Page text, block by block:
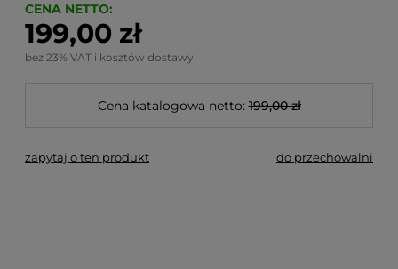
CENA NETTO:
199,00 zł
bez 23% VAT i kosztów dostawy
Cena katalogowa netto: 199,00 zł
zapytaj o ten produkt do przechowalni